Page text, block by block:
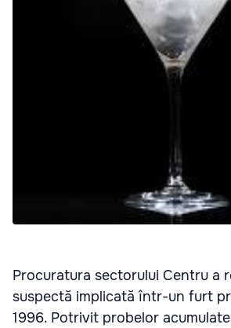
Procuratura sectorului Centru a
suspectă implicată într-un furt
1996. Potrivit probelor